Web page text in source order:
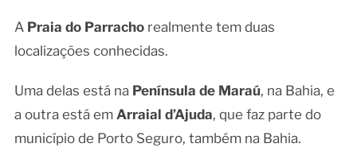
A Praia do Parrachorealmente tem duas
localizações conhecidas.
Uma delas está na Península de Maraú, na Bahia, e
a outra está em Arraial d’Ajuda, que faz parte do
município de Porto Seguro, também na Bahia.